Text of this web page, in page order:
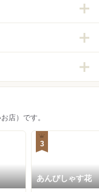
店）です。
3
あんびしゃす花